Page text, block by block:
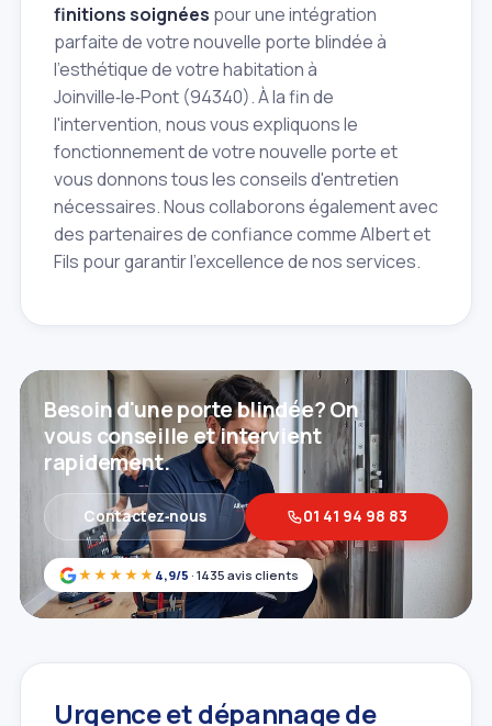
finitions soignées pour une intégration
parfaite de votre nouvelle porte blindée à
l'esthétique de votre habitation à
Joinville‑le‑Pont (94340). À la fin de
l'intervention, nous vous expliquons le
fonctionnement de votre nouvelle porte et
vous donnons tous les conseils d'entretien
nécessaires. Nous collaborons également avec
des partenaires de confiance comme Albert et
Fils pour garantir l'excellence de nos services.
★★★★★ 4,9/5 · 1435 avis clients
Besoin d'une porte blindée? On
vous conseille et intervient
rapidement.
Contactez‑nous 01 41 94 98 83
Urgence et dépannage de